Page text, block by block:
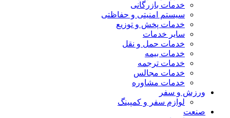
خدمات بازرگانی
سیستم امنیتی و حفاظتی
خدمات پخش و توزیع
سایر خدمات
خدمات حمل و نقل
خدمات بیمه
خدمات ترجمه
خدمات مجالس
خدمات مشاوره
ورزش و سفر
لوازم سفر و کمپینگ
صنعت